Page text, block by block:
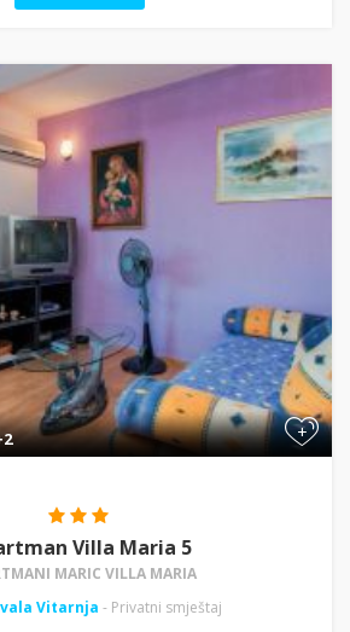
+
Villa Maria 5
MARIC VILLA MARIA
Vitarnja - Privatni smještaj